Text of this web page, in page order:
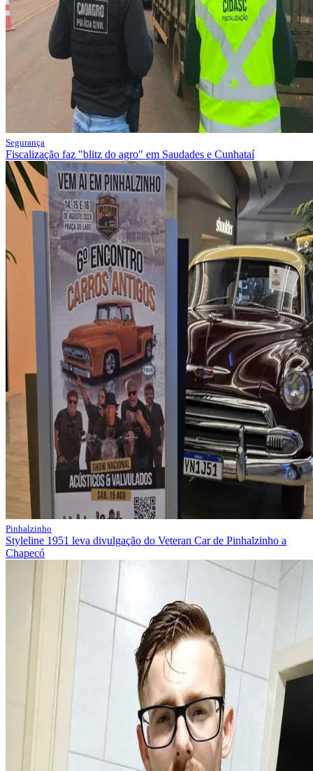
Segurança
Fiscalização faz "blitz do agro" em Saudades e Cunhataí
Pinhalzinho
Styleline 1951 leva divulgação do Veteran Car de Pinhalzinho a
Chapecó